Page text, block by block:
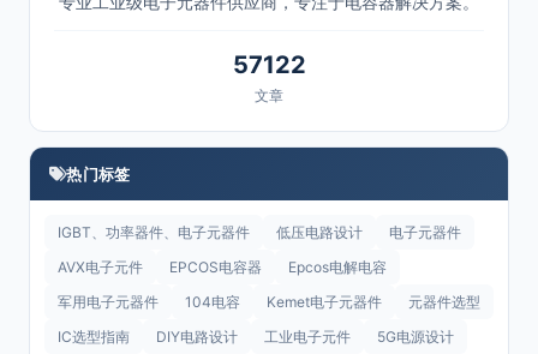
57122
文章
热门标签
IGBT、功率器件、电子元器件 低压电路设计
电子元器件
AVX电子元件
EPCOS电容器
Epcos电解电容
军用电子元器件
104电容 Kemet电子元器件
元器件选型
IC选型指南
DIY电路设计 工业电子元件
5G电源设计